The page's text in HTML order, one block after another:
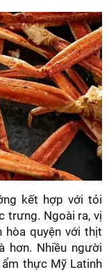
kết hợp với tỏi
trưng. Ngoài ra, vị
quyện với thịt
hơn. Nhiều người
thực Mỹ Latinh